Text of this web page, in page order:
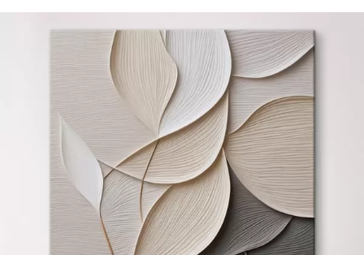
Környezetbarát anyag